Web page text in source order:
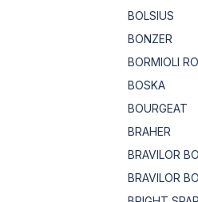
BOLSIUS
BONZER
BORMIOLI
BOSKA
BOURGEAT
BRAHER
BRAVILOR
BRAVILOR